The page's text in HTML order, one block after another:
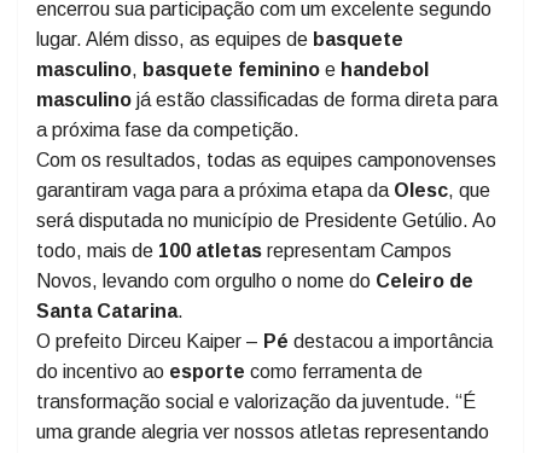
garantindo o primeiro lugar nas competições. No
futsal masculino, Campos Novos assegurou a
terceira colocação, enquanto ovôlei feminino
encerrou sua participação com um excelente segundo
lugar. Além disso, as equipes de
masculino,basquete femininoehandebol
masculino já estão classificadas de forma direta para
a próxima fase da competição.
Com os resultados, todas as equipes camponovenses
garantiram vaga para a próxima etapa daOlesc , que
será disputada no município de Presidente Getúlio. Ao
todo, mais de100 atletas representam Campos
Novos, levando com orgulho o nome doCeleiro de
Santa Catarina.
O prefeito Dirceu Kaiper –Pédestacou a importância